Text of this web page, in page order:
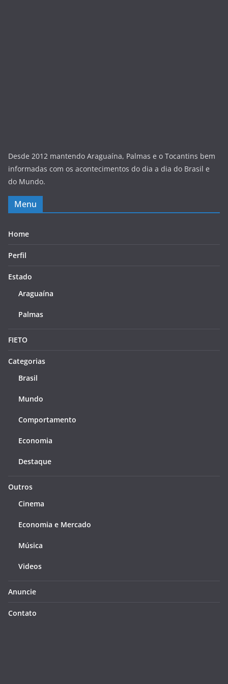
Desde 2012 mantendo Araguaína, Palmas e o Tocantins bem
informadas com os acontecimentos do dia a dia do Brasil e
do Mundo.
Menu
Home
Perfil
Estado
Araguaína
Palmas
FIETO
Categorias
Brasil
Mundo
Comportamento
Economia
Destaque
Outros
Cinema
Economia e Mercado
Música
Videos
Anuncie
Contato